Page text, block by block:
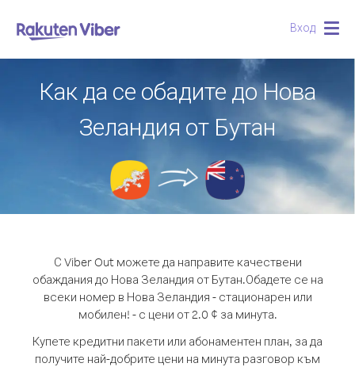
Вход
Как да се обадите до Нова
Зеландия от Бутан
С Viber Out можете да направите качествени
обаждания до Нова Зеландия от Бутан.Обадете се на
всеки номер в Нова Зеландия - стационарен или
мобилен! - с цени от 2.0 ¢ за минута.
Купете кредитни пакети или абонаментен план, за да
получите най-добрите цени на минута разговор към